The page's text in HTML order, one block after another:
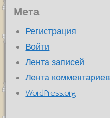
Мета
Регистрация
Войти
Лента записей
Лента комментариев
WordPress.org